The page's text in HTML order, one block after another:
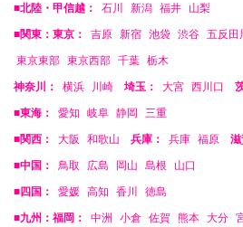
■北陸・甲信越： 石川 新潟 福井 山梨
■関東：東京： 吉原 新宿 池袋 渋谷 五反田
東京東部 東京西部 千葉 栃木
神奈川： 横浜 川崎 埼玉： 大宮 西川口
■東海： 愛知 岐阜 静岡 三重
■関西： 大阪 和歌山 兵庫： 兵庫 福原 滋
■中国： 鳥取 広島 岡山 島根 山口
■四国： 愛媛 高知 香川 徳島
■九州：福岡： 中洲 小倉 佐賀 熊本 大分